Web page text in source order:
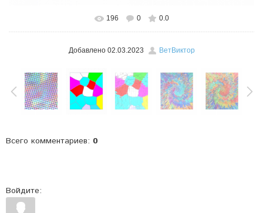
В реальном размере 526x600
196 0 0.0
Добавлено02.03.2023 ВетВиктор
Всего комментариев: 0
Войдите: